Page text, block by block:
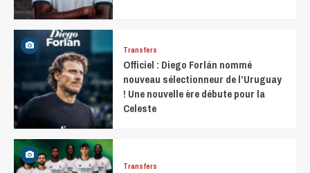
Transfers
Officiel : Diego Forlán nommé
nouveau sélectionneur de l’Uruguay
! Une nouvelle ère débute pour la
Celeste
Transfers